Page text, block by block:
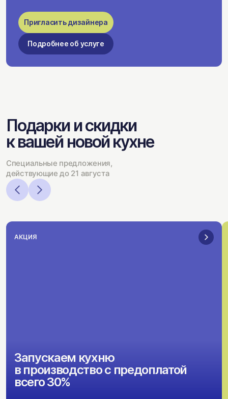
Пригласить дизайнера
Подробнее об услуге
Подарки и скидки
к вашей новой кухне
Специальные предложения,
действующие до 21 августа
АКЦИЯ
Запускаем кухню
в производство с предоплатой
всего 30%